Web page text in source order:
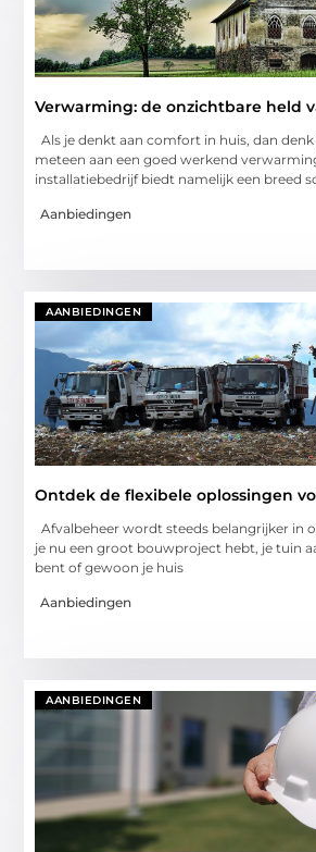
Verwarming: de onzichtbare held
Als je denkt aan comfort in huis, dan
meteen aan een goed werkend
installatiebedrijf biedt namelijk een breed
Aanbiedingen
AANBIEDINGEN
Ontdek de flexibele oplossingen
Afvalbeheer wordt steeds belangrijker in
je nu een groot bouwproject hebt, je tuin
bent of gewoon je huis
Aanbiedingen
AANBIEDINGEN